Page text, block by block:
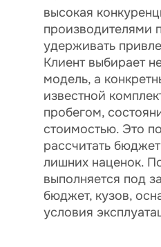
высокая
производителями
удерживать
Клиент выбирает
модель, а
известной
пробегом,
стоимостью. Это
рассчитать
лишних наценок.
выполняется под
бюджет, кузов,
условия